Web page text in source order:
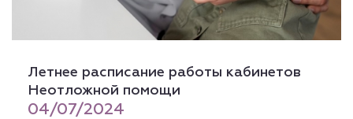
Летнее расписание работы кабинетов
Неотложной помощи
04/07/2024